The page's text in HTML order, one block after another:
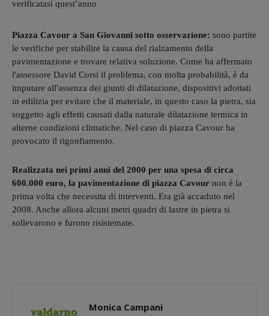
verificatasi quest’anno
Piazza Cavour a San Giovanni sotto osservazione: sono partite
le verifiche per stabilire la causa del rialzamento della
pavimentazione e trovare relativa soluzione. Come ha affermato
l'assessore David Corsi il problema, con molta probabilità, è da
imputare all'assenza dei giunti di dilatazione, dispositivi adottati
in edilizia per evitare che il materiale, in questo caso la pietra, sia
soggetto agli effetti causati dalla naturale dilatazione termica in
alterne condizioni climatiche. Nel caso di piazza Cavour ha
provocato il rigonfiamento.
Realizzata nei primi anni del 2000 per una spesa di circa
600.000 euro, la pavimentazione di piazza Cavour non è la
prima volta che necessita di interventi. Era già accaduto nel
2008. Anche allora alcuni metri quadri di lastre in pietra si
sollevarono e furono risistemate.
Monica Campani